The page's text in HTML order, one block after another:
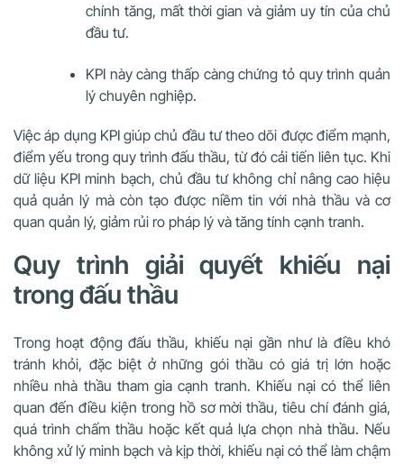
chính tăng, mất thời gian và giảm uy tín của chủ
đầu tư.
KPI này càng thấp càng chứng tỏ quy trình quản
lý chuyên nghiệp.
Việc áp dụng KPI giúp chủ đầu tư theo dõi được điểm mạnh,
điểm yếu trong quy trình đấu thầu, từ đó cải tiến liên tục. Khi
dữ liệu KPI minh bạch, chủ đầu tư không chỉ nâng cao hiệu
quả quản lý mà còn tạo được niềm tin với nhà thầu và cơ
quan quản lý, giảm rủi ro pháp lý và tăng tính cạnh tranh.
Quy trình giải quyết khiếu nại
trong đấu thầu
Trong hoạt động đấu thầu, khiếu nại gần như là điều khó
tránh khỏi, đặc biệt ở những gói thầu có giá trị lớn hoặc
nhiều nhà thầu tham gia cạnh tranh. Khiếu nại có thể liên
quan đến điều kiện trong hồ sơ mời thầu, tiêu chí đánh giá,
quá trình chấm thầu hoặc kết quả lựa chọn nhà thầu. Nếu
không xử lý minh bạch và kịp thời, khiếu nại có thể làm chậm